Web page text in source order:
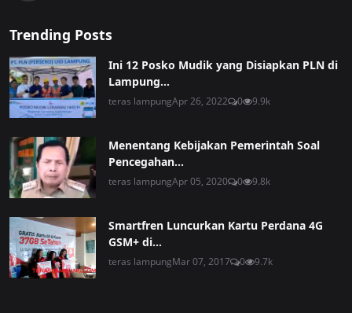
Trending Posts
Ini 12 Posko Mudik yang Disiapkan PLN di
Lampung...
teras lampungApr 26, 2022 0 9.9k
Menentang Kebijakan Pemerintah Soal
Pencegahan...
teras lampungApr 05, 2020 0 9.8k
Smartfren Luncurkan Kartu Perdana 4G
GSM+ di...
teras lampungMar 07, 2017 0 9.7k